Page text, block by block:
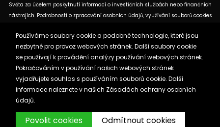
Světa za účelem poskytnutí informací o investičních službách nebo finančních
nástrojích. Podrobnosti o zpracování osobních údajů, využívání souborů cookies
dostupných na těchto internetových stránkách. U jednotlivých článků mohou
být uvedeny informace o použitých zdrojích, datu původní analýzy nebo datu,
ke kterému se vztahují uvedené tržní údaje.
Zásady ochrany osobních údajů a cookies
Reklama
Burzovnisvet.cz © 2026
Používáme soubory cookie a podobné technologie, které jsou
nezbytné pro provoz webových stránek. Další soubory cookie
se používají k provádění analýzy používání webových stránek.
Pokračováním v používání našich webových stránek
vyjadřujete souhlas s používáním souborů cookie. Další
informace naleznete v našich Zásadách ochrany osobních
údajů.
Povolit cookies Odmítnout cookies